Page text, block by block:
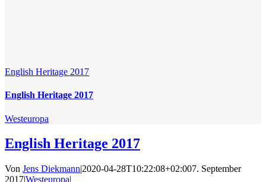
English Heritage 2017
English Heritage 2017
Westeuropa
English Heritage 2017
Von Jens Diekmann|2020-04-28T10:22:08+02:007. September
2017|Westeuropa|